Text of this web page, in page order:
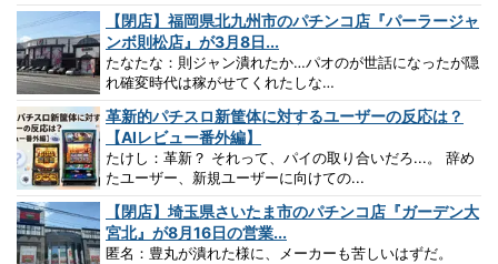
【閉店】福岡県北九州市のパチンコ店『パーラージャ
ンボ則松店』が3月8日...
たなたな：則ジャン潰れたか…パオのが世話になったが隠
れ確変時代は稼がせてくれたしな…
革新的パチスロ新筐体に対するユーザーの反応は？
【AIレビュー番外編】
たけし：革新？ それって、パイの取り合いだろ...。 辞め
たユーザー、新規ユーザーに向けての...
【閉店】埼玉県さいたま市のパチンコ店『ガーデン大
宮北』が8月16日の営業...
匿名：豊丸が潰れた様に、メーカーも苦しいはずだ。